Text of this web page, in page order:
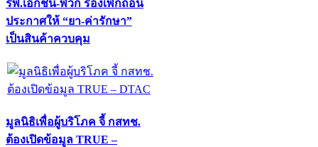
รพ.เอกชน-พวก ร้องเพิกถอน
ประกาศให้ “ยา-ค่ารักษา”
เป็นสินค้าควบคุม
มูลนิธิเพื่อผู้บริโภค จี้ กสทช.
ต้องเปิดข้อมูล TRUE –